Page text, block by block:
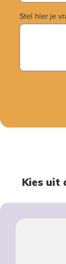
Stel hier je
Kies uit